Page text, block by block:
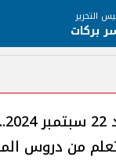
التحرير
بركات
من دروس